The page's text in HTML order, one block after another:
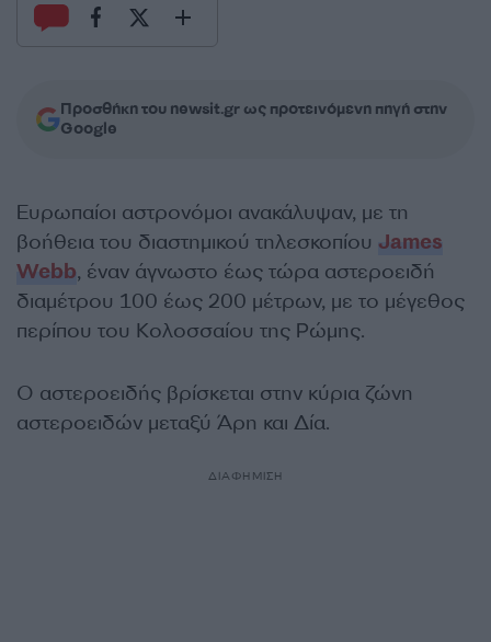
Προσθήκη του newsit.gr ως προτεινόμενη πηγή στην
Google
Ευρωπαίοι αστρονόμοι ανακάλυψαν, με τη
βοήθεια του διαστημικού τηλεσκοπίου James
Webb, έναν άγνωστο έως τώρα αστεροειδή
διαμέτρου 100 έως 200 μέτρων, με το μέγεθος
περίπου του Κολοσσαίου της Ρώμης.
Ο αστεροειδής βρίσκεται στην κύρια ζώνη
αστεροειδών μεταξύ Άρη και Δία.
ΔΙΑΦΗΜΙΣΗ